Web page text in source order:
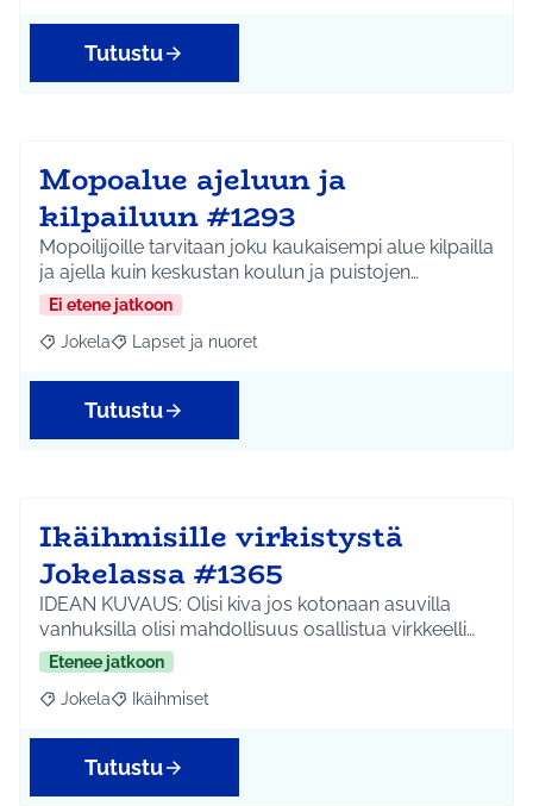
Tutustu
Mopoalue ajeluun ja
kilpailuun #1293
Mopoilijoille tarvitaan joku kaukaisempi alue kilpailla
ja ajella kuin keskustan koulun ja puistojen…
Ei etene jatkoon
Rajaa tulokset aihepiirin mukaan: Jokela
Jokela Rajaa tulokset teeman mukaan: Lapset ja nuoret
Lapset ja nuoret
Tutustu
Ikäihmisille virkistystä
Jokelassa #1365
IDEAN KUVAUS: Olisi kiva jos kotonaan asuvilla
vanhuksilla olisi mahdollisuus osallistua virkkeelli…
Etenee jatkoon
Rajaa tulokset aihepiirin mukaan: Jokela
Jokela Rajaa tulokset teeman mukaan: Ikäihmiset
Ikäihmiset
Tutustu